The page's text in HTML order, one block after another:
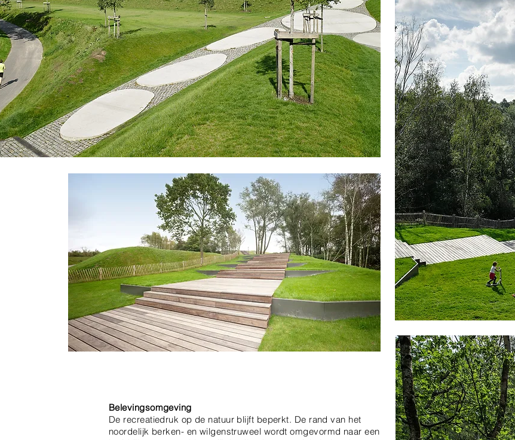
Belevingsomgeving
De recreatiedruk op de natuur blijft beperkt. De rand van het
noordelijk berken- en wilgenstruweel wordt omgevormd naar een